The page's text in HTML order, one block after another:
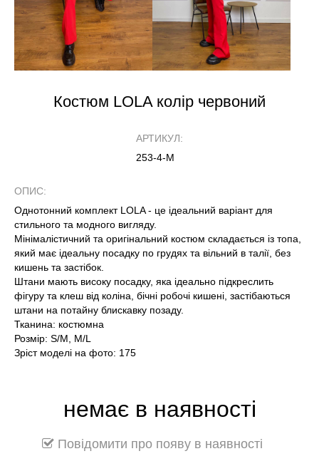
Костюм LOLA колір червоний
АРТИКУЛ:
253-4-М
ОПИС:
Однотонний комплект LOLA - це ідеальний варіант для
стильного та модного вигляду.
Мінімалістичний та оригінальний костюм складається із топа,
який має ідеальну посадку по грудях та вільний в талії, без
кишень та застібок.
Штани мають високу посадку, яка ідеально підкреслить
фігуру та клеш від коліна, бічні робочі кишені, застібаються
штани на потайну блискавку позаду.
Тканина: костюмна
Розмір: S/M, M/L
Зріст моделі на фото: 175
немає в наявності
Повідомити про появу в наявності